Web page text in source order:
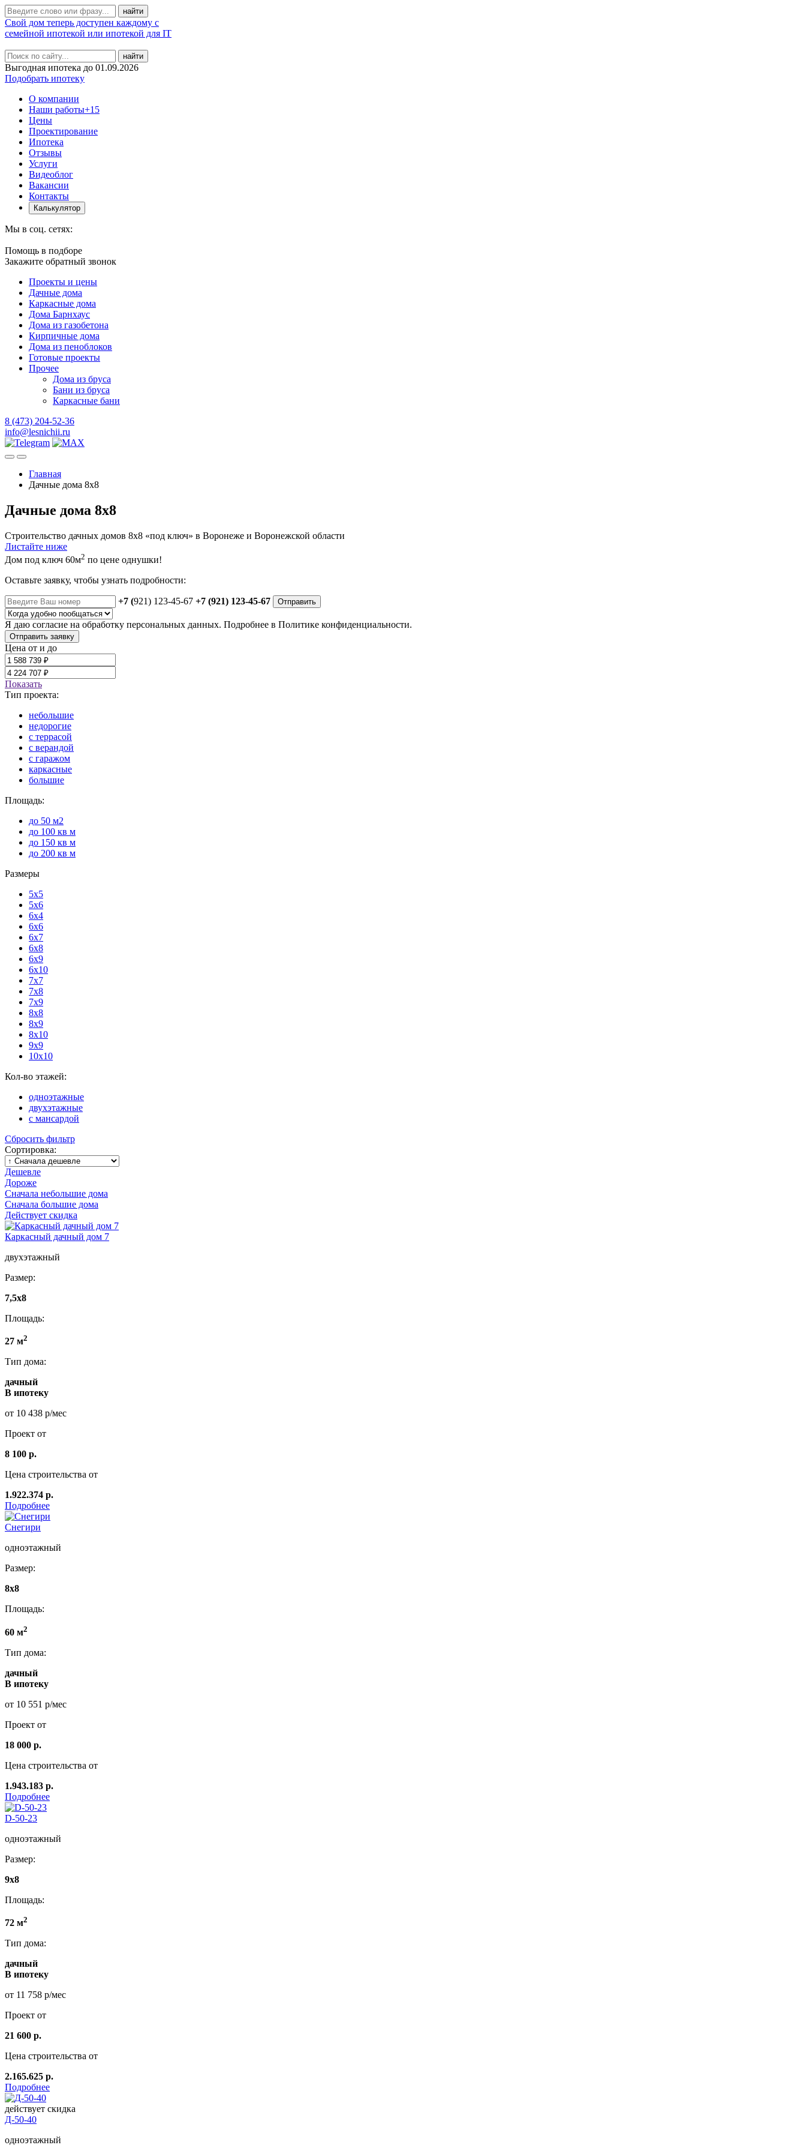
Свой дом теперь доступен каждому с
семейной ипотекой или ипотекой для IT
найти
Выгодная ипотека до 01.09.2026
Подобрать ипотеку
О компании
Наши работы+15
Цены
Проектирование
Ипотека
Отзывы
Услуги
Видеоблог
Вакансии
Контакты
Калькулятор
Мы в соц. сетях:
Помощь в подборе
Закажите обратный звонок
Проекты и цены
Дачные дома
Каркасные дома
Дома Барнхаус
Дома из газобетона
Кирпичные дома
Дома из пеноблоков
Готовые проекты
Прочее
Дома из бруса
Бани из бруса
Каркасные бани
8 (473) 204-52-36
info@lesnichii.ru
Главная
Дачные дома 8x8
Дачные дома 8x8
Строительство дачных домов 8х8 «под ключ» в Воронеже и Воронежской области
Листайте ниже
Дом под ключ 60м2 по цене однушки!
Оставьте заявку, чтобы узнать подробности:
+7 (921) 123-45-67 +7 (921) 123-45-67 Отправить
Я даю согласие на обработку персональных данных. Подробнее в Политике конфиденциальности.
Отправить заявку
Цена от и до
Показать
Тип проекта:
небольшие
недорогие
с террасой
с верандой
с гаражом
каркасные
большие
Площадь:
до 50 м2
до 100 кв м
до 150 кв м
до 200 кв м
Размеры
5x5
5x6
6x4
6x6
6x7
6x8
6x9
6x10
7x7
7x8
7x9
8x8
8x9
8x10
9x9
10x10
Кол-во этажей:
одноэтажные
двухэтажные
с мансардой
Сбросить фильтр
Сортировка:
Дешевле
Дороже
Сначала небольшие дома
Сначала большие дома
Действует скидка
Каркасный дачный дом 7
двухэтажный
Размер:
7,5х8
Площадь:
27 м2
Тип дома:
дачный
В ипотеку
от 10 438 р/мес
Проект от
8 100 р.
Цена строительства от
1.922.374 р.
Подробнее
Снегири
одноэтажный
Размер:
8х8
Площадь:
60 м2
Тип дома:
дачный
В ипотеку
от 10 551 р/мес
Проект от
18 000 р.
Цена строительства от
1.943.183 р.
Подробнее
D-50-23
одноэтажный
Размер:
9x8
Площадь:
72 м2
Тип дома:
дачный
В ипотеку
от 11 758 р/мес
Проект от
21 600 р.
Цена строительства от
2.165.625 р.
Подробнее
действует скидка
Д-50-40
одноэтажный